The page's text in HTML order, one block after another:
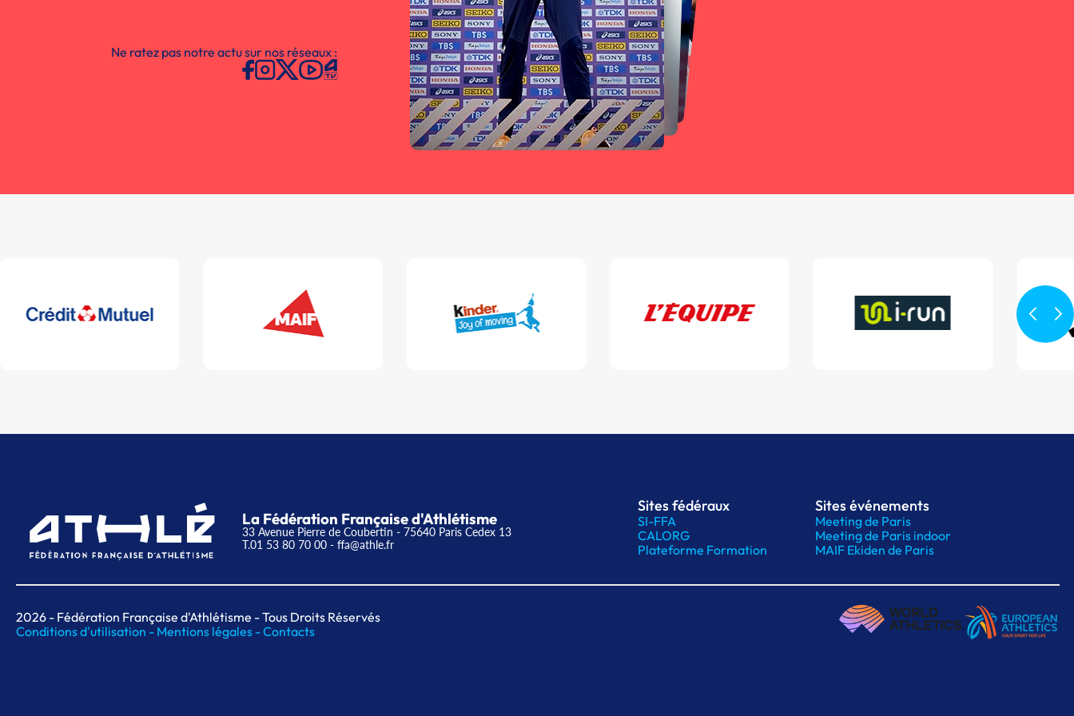
Ne ratez pas notre actu sur nos réseaux :
La Fédération Française d'Athlétisme
33 Avenue Pierre de Coubertin - 75640 Paris Cedex 13
T.01 53 80 70 00 - ffa@athle.fr
Sites fédéraux
SI-FFA
CALORG
Plateforme Formation
Sites événements
Meeting de Paris
Meeting de Paris indoor
MAIF Ekiden de Paris
2026 - Fédération Française d'Athlétisme - Tous Droits Réservés
Conditions d'utilisation - Mentions légales -Contacts